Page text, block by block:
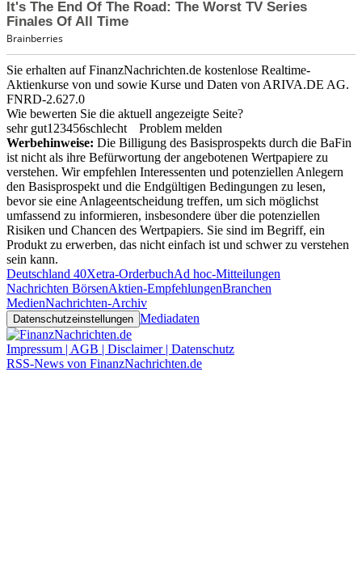
Sie erhalten auf FinanzNachrichten.de kostenlose Realtime-
Aktienkurse von und sowie Kurse und Daten von ARIVA.DE AG.
FNRD-2.627.0
Wie bewerten Sie die aktuell angezeigte Seite?
sehr gut1 23456schlecht
Problem melden
Werbehinweise: Die Billigung des Basisprospekts durch die BaFin
ist nicht als ihre Befürwortung der angebotenen Wertpapiere zu
verstehen. Wir empfehlen Interessenten und potenziellen Anlegern
den Basisprospekt und die Endgültigen Bedingungen zu lesen,
bevor sie eine Anlageentscheidung treffen, um sich möglichst
umfassend zu informieren, insbesondere über die potenziellen
Risiken und Chancen des Wertpapiers. Sie sind im Begriff, ein
Produkt zu erwerben, das nicht einfach ist und schwer zu verstehen
sein kann.
Deutschland 40Xetra-OrderbuchAd hoc-Mitteilungen
Nachrichten BörsenAktien-EmpfehlungenBranchen
MedienNachrichten-Archiv
Datenschutzeinstellungen Mediadaten
Impressum | AGB | Disclaimer | Datenschutz
RSS-News von FinanzNachrichten.de